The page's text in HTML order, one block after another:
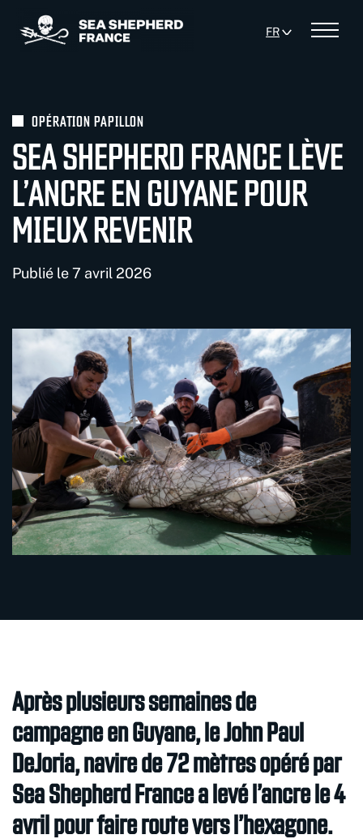
FR Menu
OPÉRATION PAPILLON
SEA SHEPHERD FRANCE LÈVE
L’ANCRE EN GUYANE POUR
MIEUX REVENIR
Publié le 7 avril 2026
Après plusieurs semaines de
campagne en Guyane, le John Paul
DeJoria, navire de 72 mètres opéré par
Sea Shepherd France a levé l’ancre le 4
avril pour faire route vers l’hexagone.
Panneau de gestion des cookies